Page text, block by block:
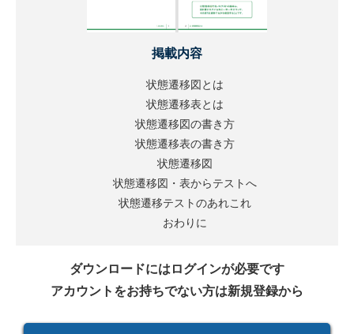
掲載内容
状態遷移図とは
状態遷移表とは
状態遷移図の書き方
状態遷移表の書き方
状態遷移図
状態遷移図・表からテストへ
状態遷移テストのあれこれ
おわりに
ダウンロードにはログインが必要です
アカウントをお持ちでない方は新規登録から